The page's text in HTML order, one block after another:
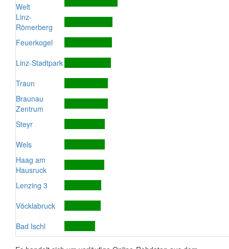
Welt
Linz-
Römerberg
Feuerkogel
Linz-Stadtpark
Traun
Braunau
Zentrum
Steyr
Wels
Haag am
Hausruck
Lenzing 3
Vöcklabruck
Bad Ischl